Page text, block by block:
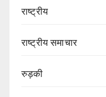
राष्ट्रीय
राष्ट्रीय समाचार
रुड़की